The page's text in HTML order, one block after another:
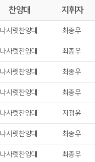
찬양대 지휘자
나사렛찬양대 최종우
나사렛찬양대 최종우
나사렛찬양대 최종우
나사렛찬양대 최종우
나사렛찬양대 지광윤
나사렛찬양대 최종우
나사렛찬양대 최종우